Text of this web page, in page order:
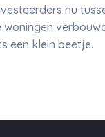
nu
een klein beetje.